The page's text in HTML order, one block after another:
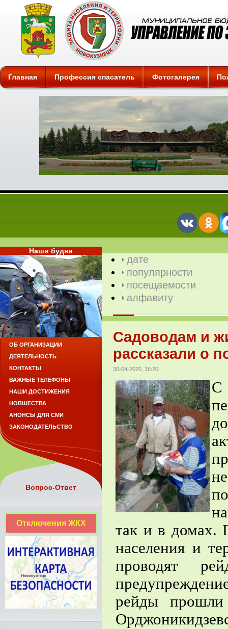
Защита
Главная Профессия спасатель Фотогалерея
дате
популярности
посещаемости
алфавиту
Садоводам и
рассказали о
30-04-2020, 16:20;
С
так и в домах.
населения и
проводят
рейды
Наши будни
ОБ ОРГАНИЗАЦИИ
ДЕЯТЕЛЬНОСТЬ
КОНТАКТЫ
ВАЖНЫЕ ТЕЛЕФОНЫ
НАШИ ДОСТИЖЕНИЯ
НОВШЕСТВА
АНОНСЫ ДЛЯ СМИ
ЗАКОНОДАТЕЛЬСТВО
Вопрос-Ответ
Отключения ЖКХ